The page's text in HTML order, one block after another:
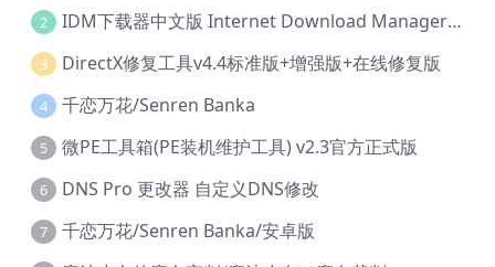
2 IDM下载器中文版 Internet Download Manager v6.42.36 IDM
3 DirectX修复工具v4.4标准版+增强版+在线修复版
4 千恋万花/Senren Banka
5 微PE工具箱(PE装机维护工具) v2.3官方正式版
6 DNS Pro 更改器 自定义DNS修改
7 千恋万花/Senren Banka/安卓版